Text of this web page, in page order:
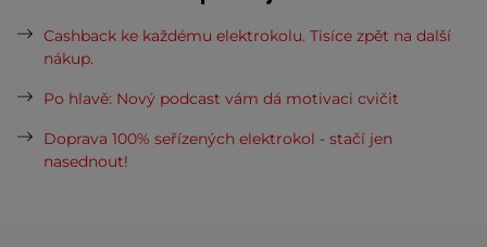
Cashback ke každému elektrokolu. Tisíce zpět na další
nákup.
Po hlavě: Nový podcast vám dá motivaci cvičit
Doprava 100% seřízených elektrokol - stačí jen
nasednout!